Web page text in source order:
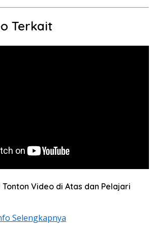
Terkait
Video di Atas dan Pelajari
Selengkapnya